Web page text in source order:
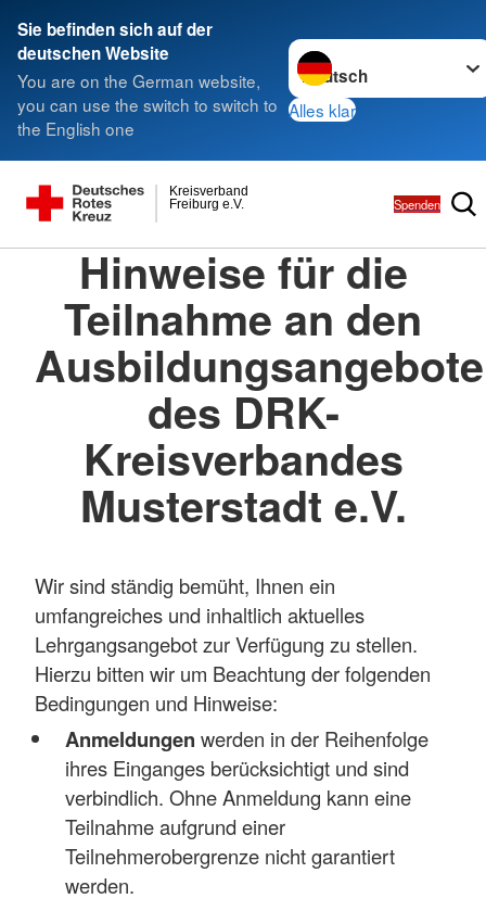
Sie befinden sich auf der
deutschen Website
You are on the German website,
you can use the switch to switch to
the English one
Sprache wechseln zu
Alles klar
Freiburg e.V.
Kreisverband
Spenden
Hinweise für die
Teilnahme an den
des DRK-
Kreisverbandes
Musterstadt e.V.
Wir sind ständig bemüht, Ihnen ein
umfangreiches und inhaltlich aktuelles
Lehrgangsangebot zur Verfügung zu stellen.
Hierzu bitten wir um Beachtung der folgenden
Bedingungen und Hinweise:
Anmeldungen werden in der Reihenfolge
ihres Einganges berücksichtigt und sind
verbindlich. Ohne Anmeldung kann eine
Teilnahme aufgrund einer
Teilnehmerobergrenze nicht garantiert
werden.